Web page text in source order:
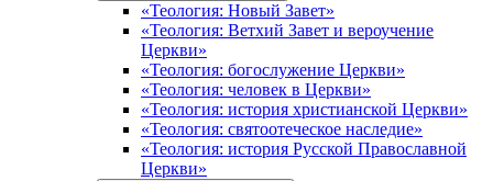
«Теология: Новый Завет»
«Теология: Ветхий Завет и вероучение
Церкви»
«Теология: богослужение Церкви»
«Теология: человек в Церкви»
«Теология: история христианской Церкви»
«Теология: святоотеческое наследие»
«Теология: история Русской Православной
Церкви»